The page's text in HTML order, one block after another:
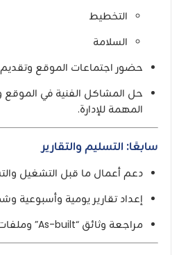
التخطيط
السلامة
حضور اجتماعات الموقع وتقديم
حل المشاكل الفنية في الموقع
المهمة للإدارة.
سابعًا: التسليم والتقارير
دعم أعمال ما قبل التشغيل
إعداد تقارير يومية وأسبوعية
مراجعة وثائق “As-built” وملفات التسليم النهائي.